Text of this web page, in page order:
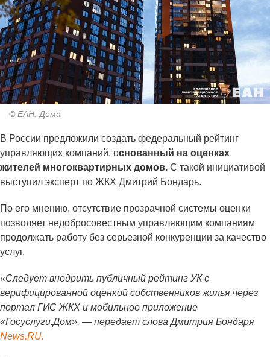
© ЕАН. Дома
В России предложили создать федеральный рейтинг
управляющих компаний, основанный на оценках
жителей многоквартирных домов. С такой инициативой
выступил эксперт по ЖКХ Дмитрий Бондарь.
По его мнению, отсутствие прозрачной системы оценки
позволяет недобросовестным управляющим компаниям
продолжать работу без серьезной конкуренции за качество
услуг.
«Следует внедрить публичный рейтинг УК с
верифицированной оценкой собственников жилья через
портал ГИС ЖКХ и мобильное приложение
«Госуслуги.Дом», — передает слова Дмитрия Бондаря
News.RU.